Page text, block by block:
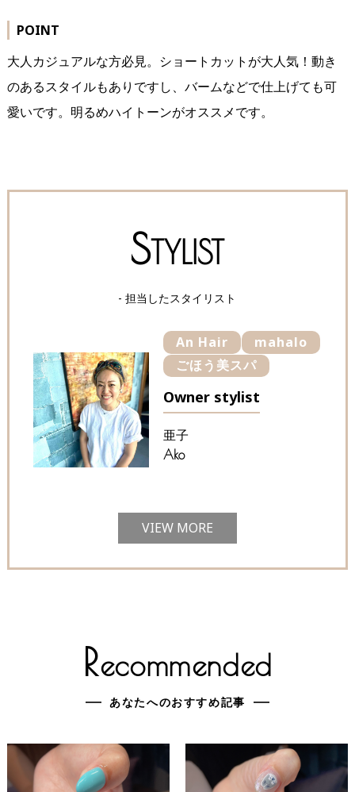
POINT
大人カジュアルな方必見。ショートカットが大人気！動き
のあるスタイルもありですし、バームなどで仕上げても可
愛いです。明るめハイトーンがオススメです。
STYLIST
- 担当したスタイリスト
An Hair
mahalo
ごほう美スパ
Owner stylist
亜子
Ako
VIEW MORE
Recommended
あなたへのおすすめ記事